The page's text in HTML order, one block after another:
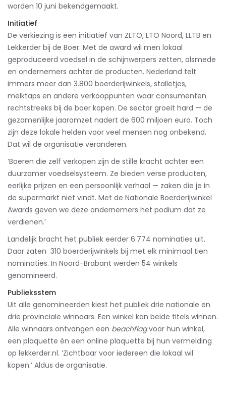
worden 10 juni bekendgemaakt.
Initiatief
De verkiezing is een initiatief van ZLTO, LTO Noord, LLTB en
Lekkerder bij de Boer. Met de award wil men lokaal
geproduceerd voedsel in de schijnwerpers zetten, alsmede
en ondernemers achter de producten. Nederland telt
immers meer dan 3.800 boerderijwinkels, stalletjes,
melktaps en andere verkooppunten waar consumenten
rechtstreeks bij de boer kopen. De sector groeit hard — de
gezamenlijke jaaromzet nadert de 600 miljoen euro. Toch
zijn deze lokale helden voor veel mensen nog onbekend.
Dat wil de organisatie veranderen.
‘Boeren die zelf verkopen zijn de stille kracht achter een
duurzamer voedselsysteem. Ze bieden verse producten,
eerlijke prijzen en een persoonlijk verhaal — zaken die je in
de supermarkt niet vindt. Met de Nationale Boerderijwinkel
Awards geven we deze ondernemers het podium dat ze
verdienen.’
Landelijk bracht het publiek eerder 6.774 nominaties uit.
Daar zaten 310 boerderijwinkels bij met elk minimaal tien
nominaties. In Noord-Brabant werden 54 winkels
genomineerd.
Publieksstem
Uit alle genomineerden kiest het publiek drie nationale en
drie provinciale winnaars. Een winkel kan beide titels winnen.
Alle winnaars ontvangen een beachflagvoor hun winkel,
een plaquette én een online plaquette bij hun vermelding
op lekkerder.nl. ‘Zichtbaar voor iedereen die lokaal wil
kopen.’ Aldus de organisatie.